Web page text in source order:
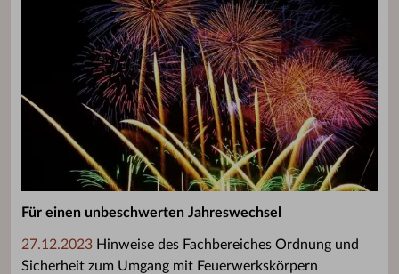
Für einen unbeschwerten Jahreswechsel
27.12.2023 Hinweise des Fachbereiches Ordnung und
Sicherheit zum Umgang mit Feuerwerkskörpern